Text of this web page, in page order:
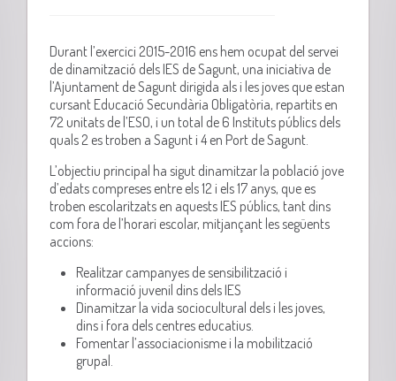
Durant l’exercici 2015-2016 ens hem ocupat del servei
de dinamització dels IES de Sagunt, una iniciativa de
l’Ajuntament de Sagunt dirigida als i les joves que estan
cursant Educació Secundària Obligatòria, repartits en
72 unitats de l’ESO, i un total de 6 Instituts públics dels
quals 2 es troben a Sagunt i 4 en Port de Sagunt.
L’objectiu principal ha sigut dinamitzar la població jove
d’edats compreses entre els 12 i els 17 anys, que es
troben escolaritzats en aquests IES públics, tant dins
com fora de l’horari escolar, mitjançant les següents
accions:
Realitzar campanyes de sensibilització i
informació juvenil dins dels IES
Dinamitzar la vida sociocultural dels i les joves,
dins i fora dels centres educatius.
Fomentar l’associacionisme i la mobilització
grupal.